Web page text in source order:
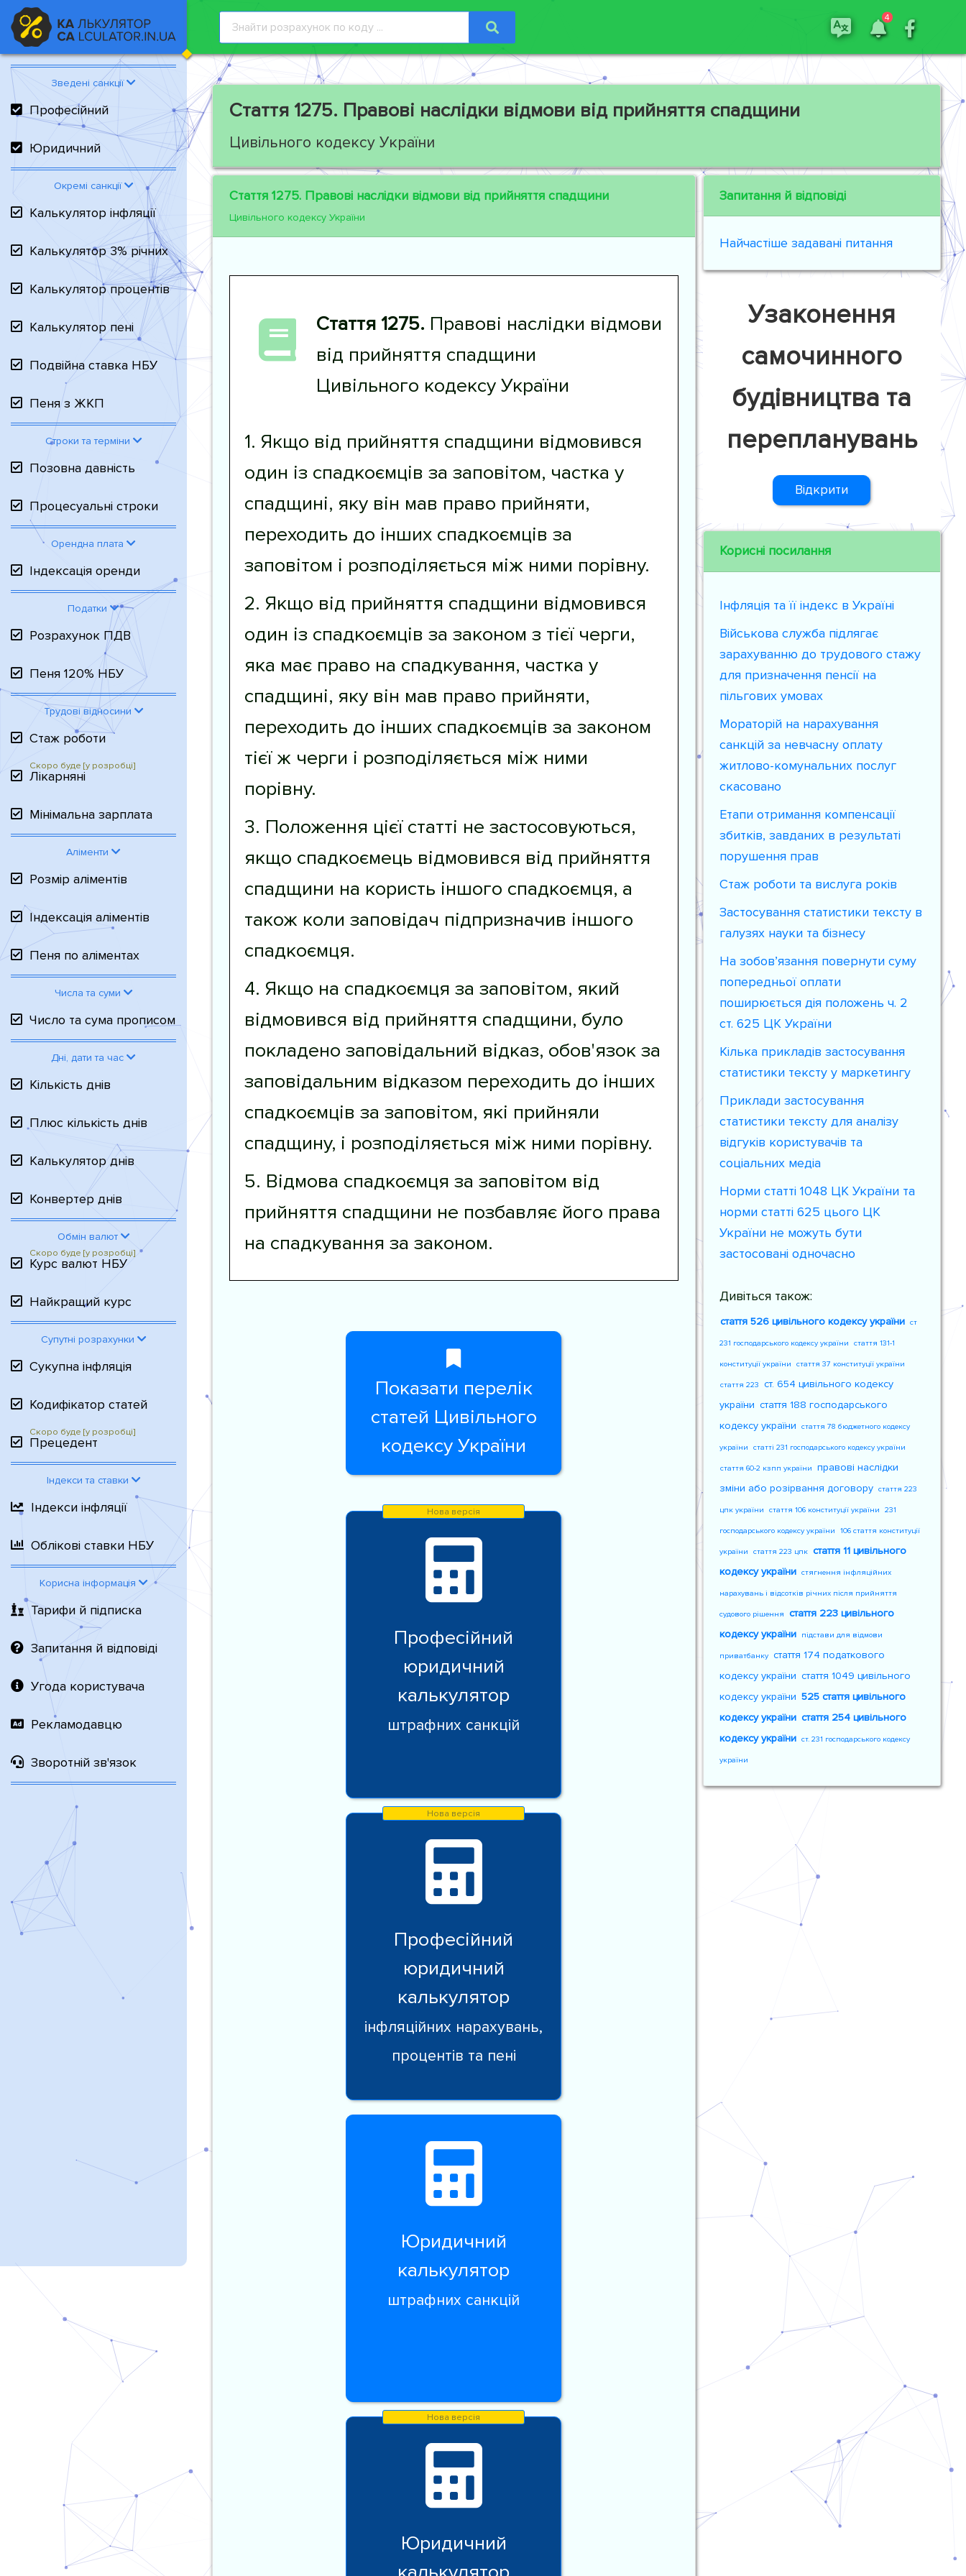
Зведені санкції
Професійний
Юридичний
Окремі санкції
Калькулятор інфляції
Калькулятор 3% річних
Калькулятор процентів
Калькулятор пені
Подвійна ставка НБУ
Пеня з ЖКП
Строки та терміни
Позовна давність
Процесуальні строки
Орендна плата
Індексація оренди
Податки
Розрахунок ПДВ
Пеня 120% НБУ
Трудові відносини
Стаж роботи
Лікарняні
Мінімальна зарплата
Аліменти
Розмір аліментів
Індексація аліментів
Пеня по аліментах
Числа та суми
Число та сума прописом
Дні, дати та час
Кількість днів
Плюс кількість днів
Калькулятор днів
Конвертер днів
Обмін валют
Курс валют НБУ
Найкращий курс
Супутні розрахунки
Сукупна інфляція
Кодифікатор статей
Прецедент
Індекси та ставки
Індекси інфляції
Облікові ставки НБУ
Корисна інформація
Тарифи й підписка
Запитання й відповіді
Угода користувача
Рекламодавцю
Зворотній зв'язок
4
Стаття 1275. Правові наслідки відмови від прийняття спадщини
Цивільного кодексу України
Стаття 1275.Правові наслідки відмови від прийняття спадщини
Цивільного кодексу України
Стаття 1275. Правові наслідки відмови
від прийняття спадщини
Цивільного кодексу України
1. Якщо від прийняття спадщини відмовився
один із спадкоємців за заповітом, частка у
спадщині, яку він мав право прийняти,
переходить до інших спадкоємців за
заповітом і розподіляється між ними порівну.
2. Якщо від прийняття спадщини відмовився
один із спадкоємців за законом з тієї черги,
яка має право на спадкування, частка у
спадщині, яку він мав право прийняти,
переходить до інших спадкоємців за законом
тієї ж черги і розподіляється між ними
порівну.
3. Положення цієї статті не застосовуються,
якщо спадкоємець відмовився від прийняття
спадщини на користь іншого спадкоємця, а
також коли заповідач підпризначив іншого
спадкоємця.
4. Якщо на спадкоємця за заповітом, який
відмовився від прийняття спадщини, було
покладено заповідальний відказ, обов'язок за
заповідальним відказом переходить до інших
спадкоємців за заповітом, які прийняли
спадщину, і розподіляється між ними порівну.
5. Відмова спадкоємця за заповітом від
прийняття спадщини не позбавляє його права
на спадкування за законом.
Показати перелік
статей Цивільного
кодексу України
Професійний
юридичний
калькулятор
штрафних санкцій
Професійний
юридичний
калькулятор
інфляційних нарахувань,
процентів та пені
Юридичний
калькулятор
штрафних санкцій
Юридичний
Запитання й відповіді
Найчастіше задавані питання
Узаконення
самочинного
будівництва та
перепланувань
Відкрити
Корисні посилання
Інфляція та її індекс в Україні
Військова служба підлягає
зарахуванню до трудового стажу
для призначення пенсії на
пільгових умовах
Мораторій на нарахування
санкцій за невчасну оплату
житлово-комунальних послуг
скасовано
Етапи отримання компенсації
збитків, завданих в результаті
порушення прав
Стаж роботи та вислуга років
Застосування статистики тексту в
галузях науки та бізнесу
На зобов’язання повернути суму
попередньої оплати
поширюється дія положень ч. 2
ст. 625 ЦК України
Кілька прикладів застосування
статистики тексту у маркетингу
Приклади застосування
статистики тексту для аналізу
відгуків користувачів та
соціальних медіа
Норми статті 1048 ЦК України та
норми статті 625 цього ЦК
України не можуть бути
застосовані одночасно
Дивіться також:
стаття 526 цивільного кодексу україни ст
231 господарського кодексу україни стаття 131-1
конституції україни стаття 37 конституції україни
стаття 223
ст. 654 цивільного кодексу
україни стаття 188 господарського
кодексу україни
стаття 78 бюджетного кодексу
україни статті 231 господарського кодексу україни
стаття 60-2 кзпп україни
правові наслідки
зміни або розірвання договору стаття 223
цпк україни стаття 106 конституції україни 231
господарського кодексу україни 106 стаття конституції
україни стаття 223 цпк стаття 11 цивільного
кодексу україни стягнення інфляційних
нарахувань і відсотків річних після прийняття
судового рішення
стаття 223 цивільного
кодексу україни
підстави для відмови
приватбанку стаття 174 податкового
кодексу україни стаття 1049 цивільного
кодексу україни 525 стаття цивільного
кодексу україни стаття 254 цивільного
кодексу україни ст. 231 господарського кодексу
україни